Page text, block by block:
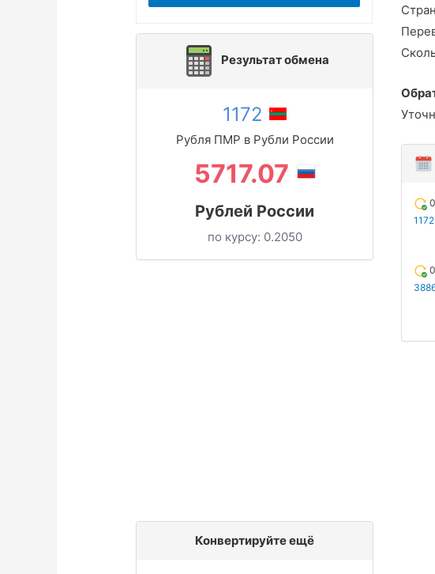
Результат обмена
1172
Рубля ПМР в Рубли России
5717.07
Рублей России
по курсу: 0.2050
Конвертируйте ещё